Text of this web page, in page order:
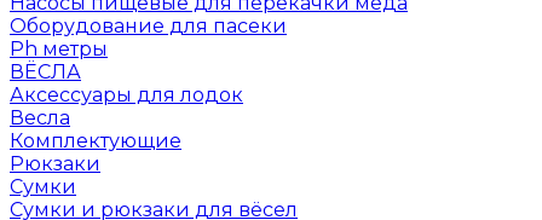
Оборудование для пасеки
Ph метры
ВЁСЛА
Аксессуары для лодок
Весла
Комплектующие
Рюкзаки
Сумки
Сумки и рюкзаки для вёсел